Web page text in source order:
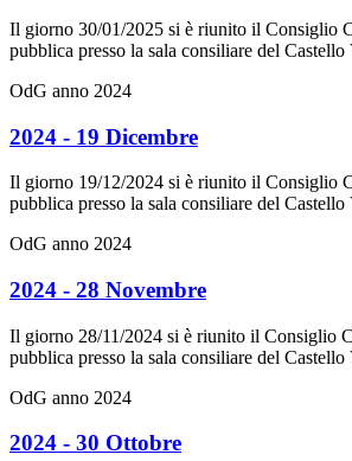
Il giorno 30/01/2025 si è riunito il Consiglio
pubblica presso la sala consiliare del
OdG anno 2024
2024 - 19 Dicembre
Il giorno 19/12/2024 si è riunito il Consiglio
pubblica presso la sala consiliare del
OdG anno 2024
2024 - 28 Novembre
Il giorno 28/11/2024 si è riunito il Consiglio
pubblica presso la sala consiliare del
OdG anno 2024
2024 - 30 Ottobre